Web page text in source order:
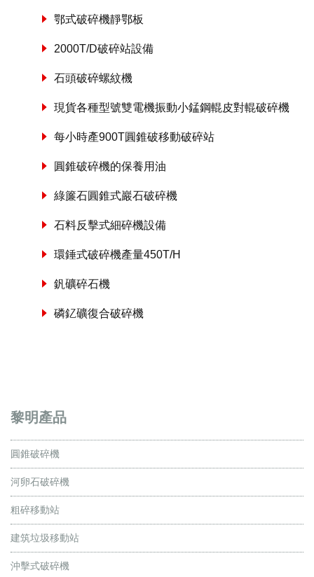
鄂式破碎機靜鄂板
2000T/D破碎站設備
石頭破碎螺紋機
現貨各種型號雙電機振動小錳鋼輥皮對輥破碎機
每小時產900T圓錐破移動破碎站
圓錐破碎機的保養用油
綠簾石圓錐式巖石破碎機
石料反擊式細碎機設備
環錘式破碎機產量450T/H
釩礦碎石機
磷釔礦復合破碎機
黎明產品
圓錐破碎機
河卵石破碎機
粗碎移動站
建筑垃圾移動站
沖擊式破碎機